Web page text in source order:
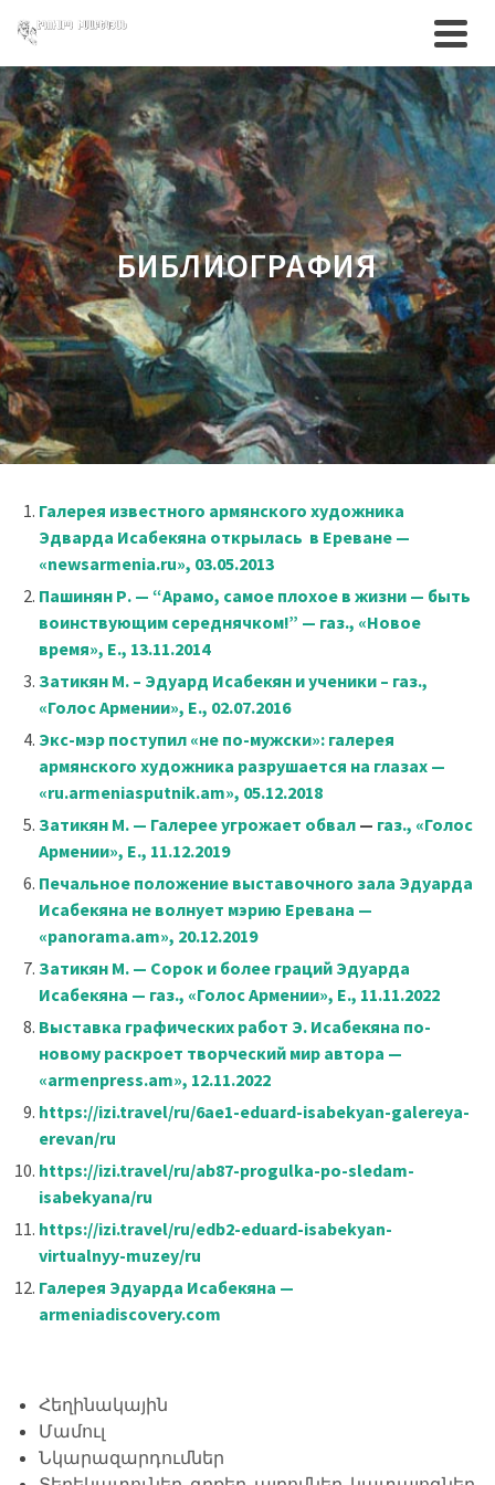
БИБЛИОГРАФИЯ
Галерея известного армянского художника
Эдварда Исабекяна открылась в Ереване —
«newsarmenia.ru», 03.05.2013
Пашинян Р. — “Арамо, самое плохое в жизни — быть
воинствующим середнячком!” — газ., «Новое
время», Е., 13.11.2014
Затикян М. – Эдуард Исабекян и ученики – газ.,
«Голос Армении», Е., 02.07.2016
Экс-мэр поступил «не по-мужски»: галерея
армянского художника разрушается на глазах —
«ru.armeniasputnik.am», 05.12.2018
Затикян М. — Галерее угрожает обвал — газ., «Голос
Армении», Е., 11.12.2019
Печальное положение выставочного зала Эдуарда
Исабекяна не волнует мэрию Еревана —
«panorama.am», 20.12.2019
Затикян М. — Сорок и более граций Эдуарда
Исабекяна — газ., «Голос Армении», Е., 11.11.2022
Выставка графических работ Э. Исабекяна по-
новому раскроет творческий мир автора —
«armenpress.am», 12.11.2022
https://izi.travel/ru/6ae1-eduard-isabekyan-galereya-
erevan/ru
https://izi.travel/ru/ab87-progulka-po-sledam-
isabekyana/ru
https://izi.travel/ru/edb2-eduard-isabekyan-
virtualnyy-muzey/ru
Галерея Эдуарда Исабекяна —
armeniadiscovery.com
Հեղինակային
Մամուլ
Նկարազարդումներ